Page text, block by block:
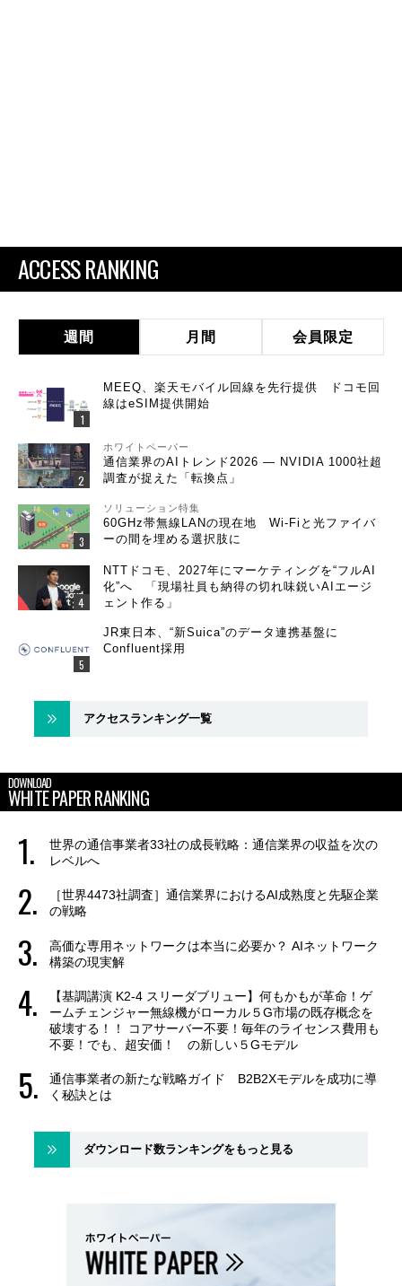
ACCESS RANKING
週間 月間 会員限定
MEEQ、楽天モバイル回線を先行提供 ドコモ回
線はeSIM提供開始
ホワイトペーパー
通信業界のAIトレンド2026 ― NVIDIA 1000社超
調査が捉えた「転換点」
ソリューション特集
60GHz帯無線LANの現在地 Wi-Fiと光ファイバ
ーの間を埋める選択肢に
NTTドコモ、2027年にマーケティングを“フルAI
化”へ 「現場社員も納得の切れ味鋭いAIエージ
ェント作る」
JR東日本、“新Suica”のデータ連携基盤に
Confluent採用
アクセスランキング一覧
DOWNLOAD
WHITE PAPER RANKING
世界の通信事業者33社の成長戦略：通信業界の収益を次の
レベルへ
［世界4473社調査］通信業界におけるAI成熟度と先駆企業
の戦略
高価な専用ネットワークは本当に必要か？ AIネットワーク
構築の現実解
【基調講演 K2-4 スリーダブリュー】何もかもが革命！ゲ
ームチェンジャー無線機がローカル５G市場の既存概念を
破壊する！！ コアサーバー不要！毎年のライセンス費用も
不要！でも、超安価！ の新しい５Gモデル
通信事業者の新たな戦略ガイド B2B2Xモデルを成功に導
く秘訣とは
ダウンロード数ランキングをもっと見る